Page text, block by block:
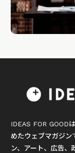
IDEAS FOR GOOD
めたウェブマガジン
ン、アート、広告、